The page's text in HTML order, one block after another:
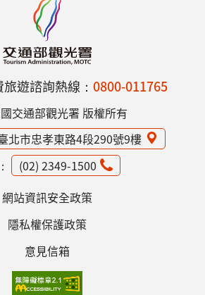
遊諮詢熱線： 0800-011765
交通部觀光署 版權所有
北市忠孝東路4段290號9樓
(02) 2349-1500
網站資訊安全政策
隱私權保護政策
意見信箱